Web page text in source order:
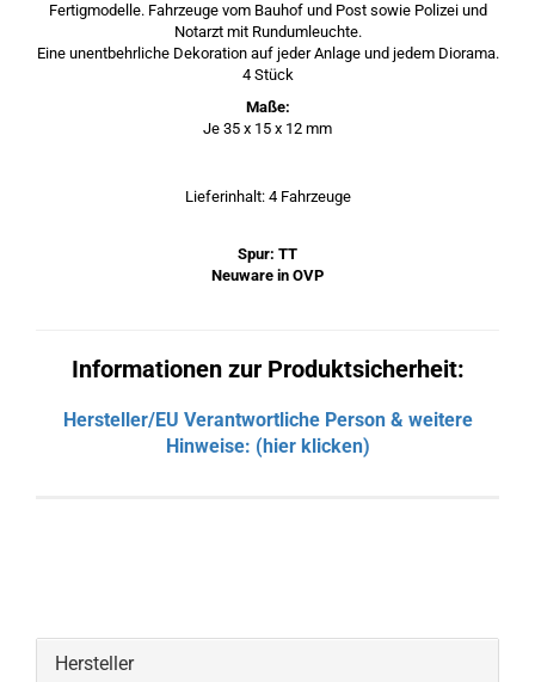
Fertigmodelle. Fahrzeuge vom Bauhof und Post sowie Polizei und
Notarzt mit Rundumleuchte.
Eine unentbehrliche Dekoration auf jeder Anlage und jedem Diorama.
4 Stück
Maße:
Je 35 x 15 x 12 mm
Lieferinhalt: 4 Fahrzeuge
Spur: TT
Neuware in OVP
Informationen zur Produktsicherheit:
Hersteller/EU Verantwortliche Person & weitere
Hinweise: (hier klicken)
Hersteller